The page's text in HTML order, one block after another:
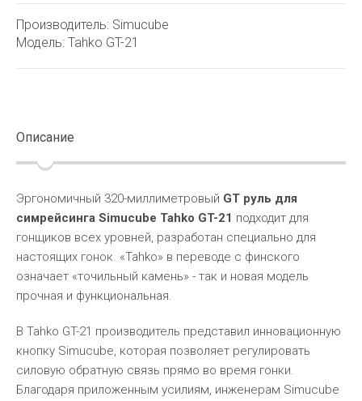
Производитель: Simucube
Модель: Tahko GT-21
Описание
Эргономичный 320-миллиметровый GT руль для
симрейсинга Simucube Tahko GT-21 подходит для
гонщиков всех уровней, разработан специально для
настоящих гонок. «Tahko» в переводе с финского
означает «точильный камень» - так и новая модель
прочная и функциональная.
В Tahko GT-21 производитель представил инновационную
кнопку Simucube, которая позволяет регулировать
силовую обратную связь прямо во время гонки.
Благодаря приложенным усилиям, инженерам Simucube